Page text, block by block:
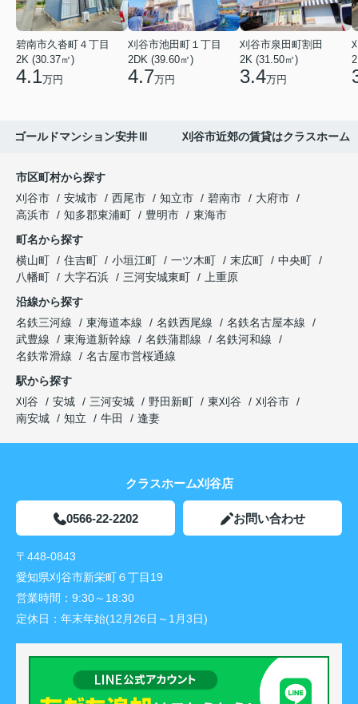
碧南市久沓町４丁目
2K (30.37㎡)
4.1万円
刈谷市池田町１丁目
2DK (39.60㎡)
4.7万円
刈谷市泉田町割田
2K (31.50㎡)
3.4万円
ゴールドマンション安井Ⅲ 刈谷市近郊の賃貸はクラスホーム
市区町村から探す
刈谷市
安城市 西尾市 知立市 碧南市
大府市
高浜市
知多郡東浦町 豊明市
東海市
町名から探す
横山町
住吉町 小垣江町 一ツ木町 末広町
中央町
八幡町
大字石浜 三河安城東町
上重原
沿線から探す
名鉄三河線
東海道本線 名鉄西尾線
名鉄名古屋本線
武豊線
東海道新幹線 名鉄蒲郡線
名鉄河和線
名鉄常滑線
名古屋市営桜通線
駅から探す
刈谷
安城 三河安城 野田新町 東刈谷
刈谷市
南安城
知立 牛田 逢妻
クラスホーム刈谷店
0566-22-2202 お問い合わせ
〒448-0843
愛知県刈谷市新栄町６丁目19
営業時間： 9:30～18:30
定休日： 年末年始(12月26日～1月3日)